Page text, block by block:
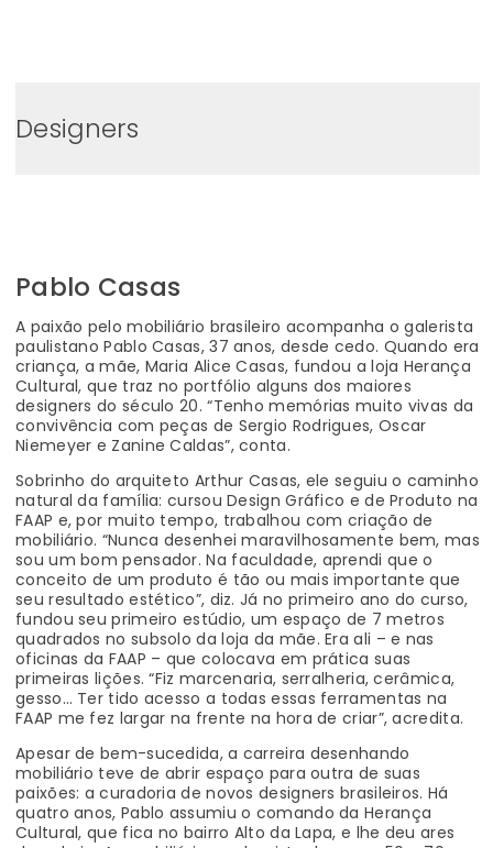
Designers
Pablo Casas
A paixão pelo mobiliário brasileiro acompanha o galerista
paulistano Pablo Casas, 37 anos, desde cedo. Quando era
criança, a mãe, Maria Alice Casas, fundou a loja Herança
Cultural, que traz no portfólio alguns dos maiores
designers do século 20. “Tenho memórias muito vivas da
convivência com peças de Sergio Rodrigues, Oscar
Niemeyer e Zanine Caldas”, conta.
Sobrinho do arquiteto Arthur Casas, ele seguiu o caminho
natural da família: cursou Design Gráfico e de Produto na
FAAP e, por muito tempo, trabalhou com criação de
mobiliário. “Nunca desenhei maravilhosamente bem, mas
sou um bom pensador. Na faculdade, aprendi que o
conceito de um produto é tão ou mais importante que
seu resultado estético”, diz. Já no primeiro ano do curso,
fundou seu primeiro estúdio, um espaço de 7 metros
quadrados no subsolo da loja da mãe. Era ali – e nas
oficinas da FAAP – que colocava em prática suas
primeiras lições. “Fiz marcenaria, serralheria, cerâmica,
gesso… Ter tido acesso a todas essas ferramentas na
FAAP me fez largar na frente na hora de criar”, acredita.
Apesar de bem-sucedida, a carreira desenhando
mobiliário teve de abrir espaço para outra de suas
paixões: a curadoria de novos designers brasileiros. Há
quatro anos, Pablo assumiu o comando da Herança
Cultural, que fica no bairro Alto da Lapa, e lhe deu ares